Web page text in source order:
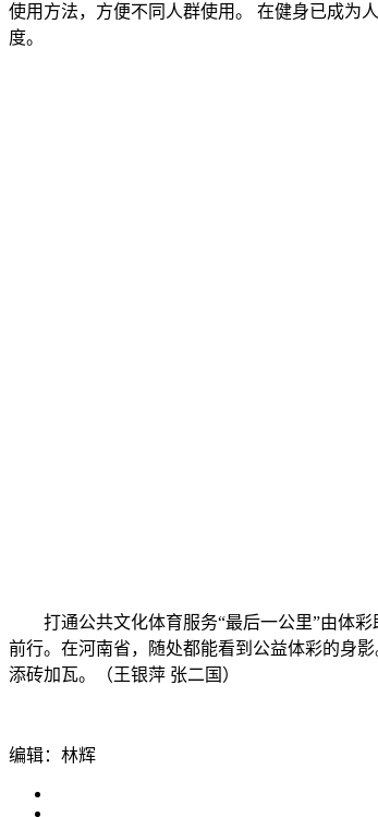
使用方法，方便不同人群使用。 在健身已成为
度。
打通公共文化体育服务“最后一公里”由体
前行。在河南省，随处都能看到公益体彩的身
添砖加瓦。（王银萍 张二国）
编辑：林辉